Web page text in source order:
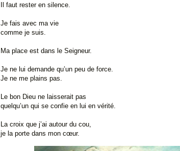
Il faut rester en silence.
Je fais avec ma vie
comme je suis.
Ma place est dans le Seigneur.
Je ne lui demande qu’un peu de force.
Je ne me plains pas.
Le bon Dieu ne laisserait pas
quelqu’un qui se confie en lui en vérité.
La croix que j’ai autour du cou,
je la porte dans mon cœur.